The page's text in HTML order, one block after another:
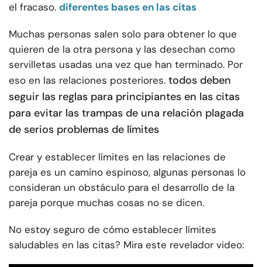
el fracaso. diferentes bases en las citas
Muchas personas salen solo para obtener lo que
quieren de la otra persona y las desechan como
servilletas usadas una vez que han terminado. Por
eso en las relaciones posteriores. todos deben
seguir las reglas para principiantes en las citas
para evitar las trampas de una relación plagada
de serios problemas de límites
Crear y establecer límites en las relaciones de
pareja es un camino espinoso, algunas personas lo
consideran un obstáculo para el desarrollo de la
pareja porque muchas cosas no se dicen.
No estoy seguro de cómo establecer límites
saludables en las citas? Mira este revelador video: